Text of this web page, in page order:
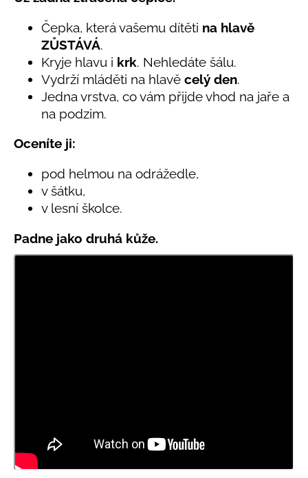
hvězdiček.
Čepka, která vašemu dítěti na hlavě
ZŮSTÁVÁ.
Kryje hlavu i krk. Nehledáte šálu.
Vydrží mláděti na hlavě celý den.
Jedna vrstva, co vám přijde vhod na jaře a
na podzim.
Oceníte ji:
pod helmou na odrážedle,
v šátku,
v lesní školce.
Padne jako druhá kůže.
LETNÍ
S
BÍLÝ
395